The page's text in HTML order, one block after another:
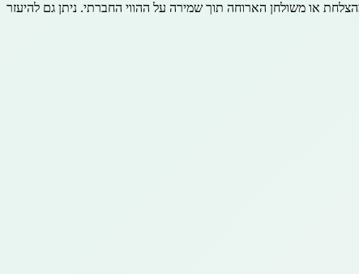
או משולחן הארוחה תוך שמירה על ההווי החברתי. ניתן גם להיעזר